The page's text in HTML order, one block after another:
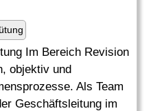
Im Bereich Revision
objektiv und
Als Team
Geschäftsleitung im